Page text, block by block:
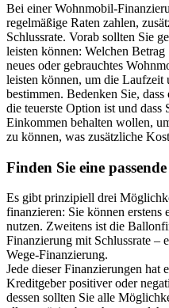
Bei einer Wohnmobil-
regelmäßige Raten zahlen,
Schlussrate. Vorab sollten Sie
leisten können: Welchen
neues oder gebrauchtes
leisten können, um die Laufzeit
bestimmen. Bedenken Sie,
die teuerste Option ist und dass
Einkommen behalten wollen,
zu können, was zusätzliche
Finden Sie eine
Es gibt prinzipiell drei
finanzieren: Sie können erstens
nutzen. Zweitens ist die
Finanzierung mit Schlussrate –
Wege-Finanzierung.
Jede dieser Finanzierungen hat
Kreditgeber positiver oder
dessen sollten Sie alle